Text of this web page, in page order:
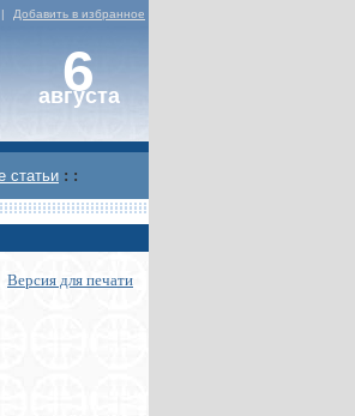
| Добавить в избранное
6
августа
статьи : :
Версия для печати